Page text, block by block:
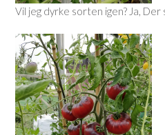
Vil jeg dyrke sorten igen? Ja, Der